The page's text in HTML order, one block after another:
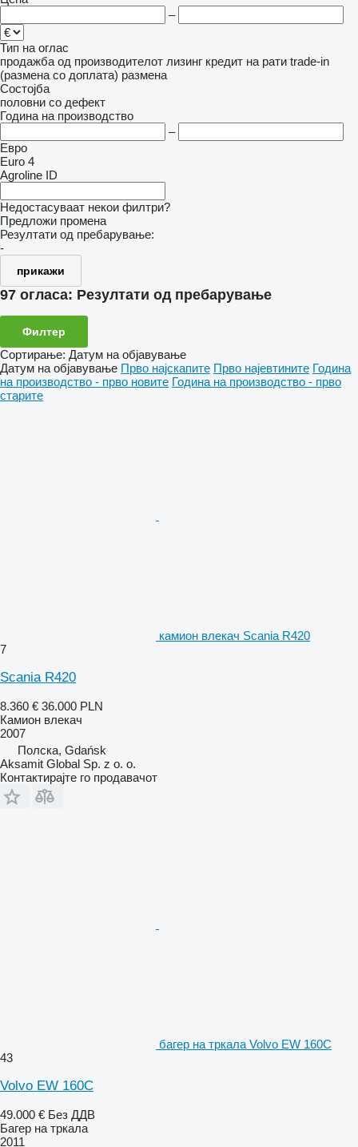
–
Тип на оглас
продажба од производителот лизинг кредит на рати trade-in
(размена со доплата) размена
Состојба
половни со дефект
Година на производство
–
Евро
Euro 4
Agroline ID
Недостасуваат некои филтри?
Предложи промена
Резултати од пребарување:
-
прикажи
97 огласа: Резултати од пребарување
Филтер
Сортирање: Датум на објавување
Датум на објавување Прво најскапите Прво најевтините Година
на производство - прво новите Година на производство - прво
старите
камион влекач Scania R420
7
Scania R420
8.360 € 36.000 PLN
Камион влекач
2007
Полска, Gdańsk
Aksamit Global Sp. z o. o.
Контактирајте го продавачот
багер на тркала Volvo EW 160C
43
Volvo EW 160C
49.000 € Без ДДВ
Багер на тркала
2011